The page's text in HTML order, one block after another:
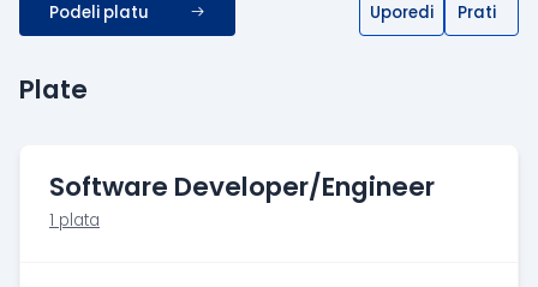
Podeli platu Uporedi Prati
Plate
Software Developer/Engineer
1 plata